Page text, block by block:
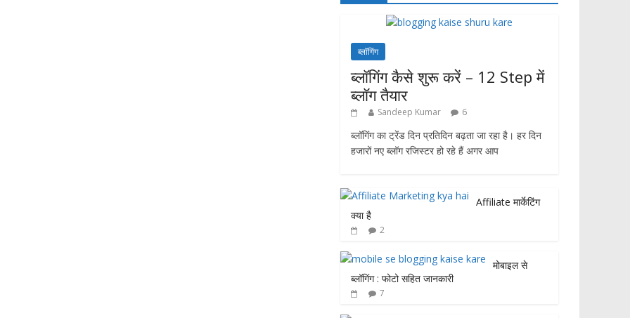
ब्लॉगिंग
ब्लॉगिंग कैसे शुरू करें – 12 Step में
ब्लॉग तैयार
Sandeep Kumar 6
ब्लॉगिंग का ट्रेंड दिन प्रतिदिन बढ़ता जा रहा है। हर दिन
हजारों नए ब्लॉग रजिस्टर हो रहे हैं अगर आप
Affiliate मार्केटिंग
क्या है
2
मोबाइल से
ब्लॉगिंग : फोटो सहित जानकारी
7